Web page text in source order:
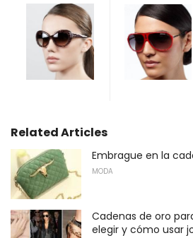
Related Articles
Embrague en la
MODA
Cadenas de oro
elegir y cómo usar